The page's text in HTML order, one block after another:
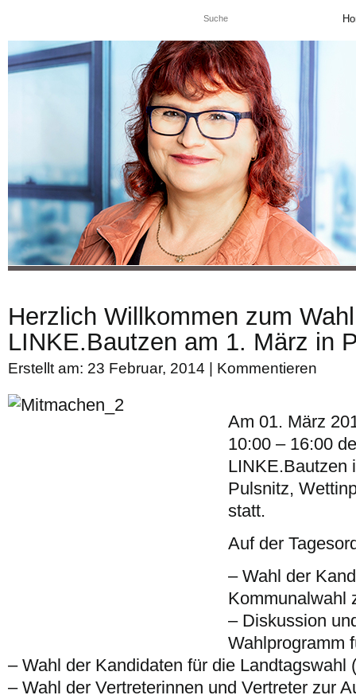
Herzlich Willkommen zum
LINKE.Bautzen am 1. März in
Erstellt am: 23 Februar, 2014 | Kommentieren
Am 01. März
10:00 – 16:00
LINKE.Bautzen
Pulsnitz,
statt.
Auf der
– Wahl der
Kommunalwahl
– Diskussion
Wahlprogramm
– Wahl der Kandidaten für die Landtagswahl
– Wahl der Vertreterinnen und Vertreter zur